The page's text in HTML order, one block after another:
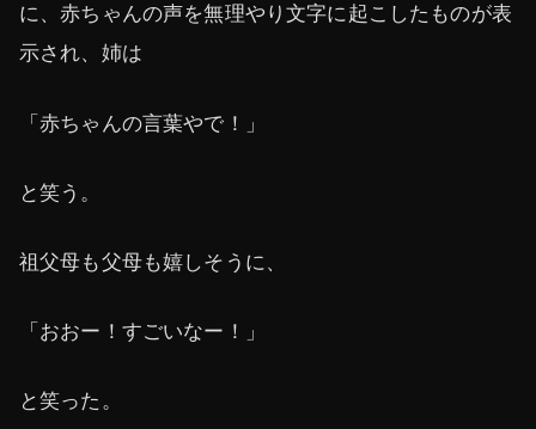
に、赤ちゃんの声を無理やり文字に起こしたものが表
示され、姉は
「赤ちゃんの言葉やで！」
と笑う。
祖父母も父母も嬉しそうに、
「おおー！すごいなー！」
と笑った。